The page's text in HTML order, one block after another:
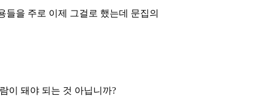
들을 주로 이제 그걸로 했는데 문집의
이 돼야 되는 것 아닙니까?